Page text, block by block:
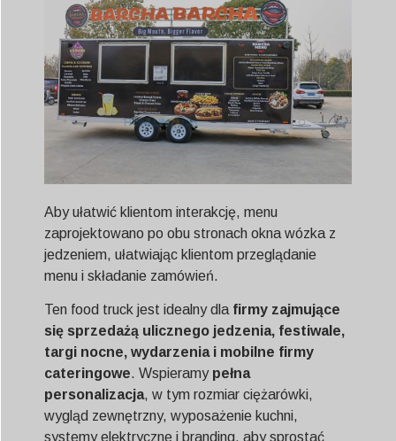
Aby ułatwić klientom interakcję, menu
zaprojektowano po obu stronach okna wózka z
jedzeniem, ułatwiając klientom przeglądanie
menu i składanie zamówień.
Ten food truck jest idealny dla firmy zajmujące
się sprzedażą ulicznego jedzenia, festiwale,
targi nocne, wydarzenia i mobilne firmy
cateringowe. Wspieramy pełna
personalizacja, w tym rozmiar ciężarówki,
wygląd zewnętrzny, wyposażenie kuchni,
systemy elektryczne i branding, aby sprostać